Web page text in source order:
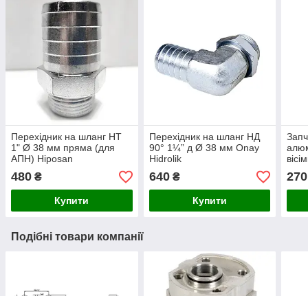
Перехідник на шланг НТ
1" Ø 38 мм пряма (для
АПН) Hiposan
480 ₴
Купити
Перехідник на шланг НД
90° 1¼” д Ø 38 мм Onay
Hidrolik
640₴
Купити
270
Подібні товари компанії